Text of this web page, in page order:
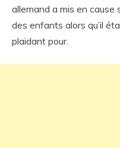
allemand a mis en cause
des enfants alors qu’il
plaidant pour.